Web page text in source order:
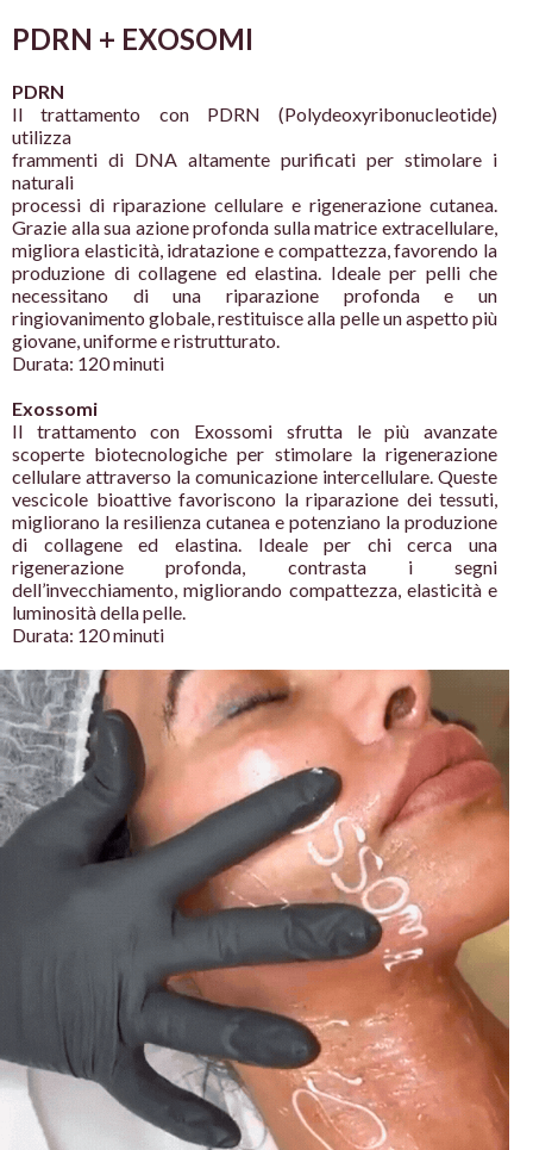
PDRN + EXOSOMI
PDRN
Il trattamento con PDRN (Polydeoxyribonucleotide)
utilizza
frammenti di DNA altamente purificati per stimolare i
naturali
processi di riparazione cellulare e rigenerazione cutanea.
Grazie allasua azione profonda sulla matrice extracellulare,
migliora elasticità, idratazione e compattezza, favorendo la
produzione di collagene ed elastina. Ideale per pelli che
necessitano di una riparazione profonda e un
ringiovanimento globale, restituisce alla pelle unaspetto più
giovane, uniforme e ristrutturato.
Durata: 120 minuti
Exossomi
Il trattamento con Exossomi sfrutta le più avanzate
scoperte biotecnologiche per stimolare la rigenerazione
cellulare attraverso la comunicazione intercellulare. Queste
vescicole bioattive favoriscono la riparazione dei tessuti,
migliorano la resilienza cutanea e potenziano la produzione
di collagene ed elastina. Idealeper chi cerca una
rigenerazione profonda, contrasta i segni
dell’invecchiamento, migliorando compattezza, elasticità e
luminosità della pelle.
Durata: 120 minuti